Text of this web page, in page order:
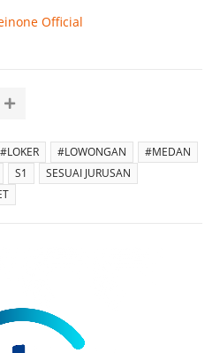
Official
#LOKER #LOWONGAN
#MEDAN
S1
SESUAI JURUSAN